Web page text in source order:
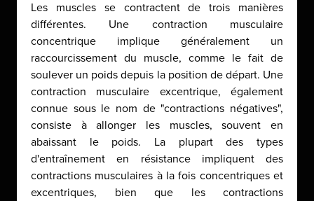
Les muscles se contractent de trois manières
différentes. Une contraction musculaire
concentrique implique généralement un
raccourcissement du muscle, comme le fait de
soulever un poids depuis la position de départ. Une
contraction musculaire excentrique, également
connue sous le nom de "contractions négatives",
consiste à allonger les muscles, souvent en
abaissant le poids. La plupart des types
d'entraînement en résistance impliquent des
contractions musculaires à la fois concentriques et
excentriques, bien que les contractions